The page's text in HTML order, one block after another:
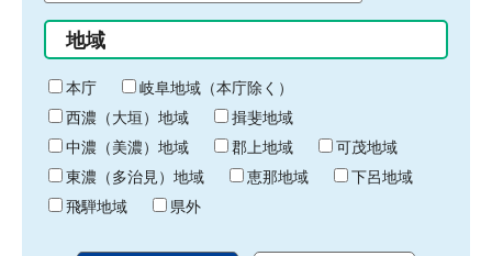
始
り
間
終
わ
り
地域
本庁
岐阜地域（本庁除く）
西濃（大垣）地域
揖斐地域
中濃（美濃）地域
郡上地域
可茂地域
東濃（多治見）地域
恵那地域
下呂地域
飛騨地域
県外